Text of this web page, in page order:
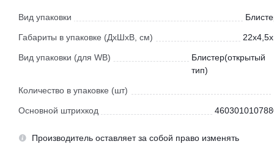
Вид упаковки
Габариты в упаковке (ДхШхВ, см)
Вид упаковки (для WB)
Блистер(открытый
тип)
Количество в упаковке (шт)
Основной штрихкод
Производитель оставляет за собой право изменять